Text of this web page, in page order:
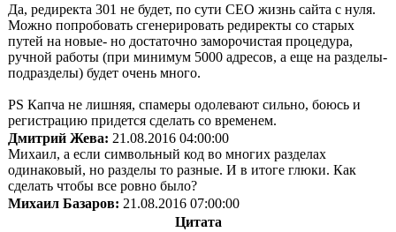
Да, редиректа 301 не будет, по сути СЕО жизнь сайта с нуля.
Можно попробовать сгенерировать редиректы со старых
путей на новые- но достаточно заморочистая процедура,
ручной работы (при минимум 5000 адресов, а еще на разделы-
подразделы) будет очень много.
PS Капча не лишняя, спамеры одолевают сильно, боюсь и
регистрацию придется сделать со временем.
Дмитрий Жева: 21.08.2016 04:00:00
Михаил, а если символьный код во многих разделах
одинаковый, но разделы то разные. И в итоге глюки. Как
сделать чтобы все ровно было?
Михаил Базаров: 21.08.2016 07:00:00
Цитата